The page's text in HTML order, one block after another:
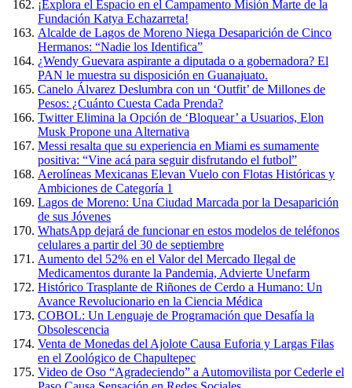
¡Explora el Espacio en el Campamento Misión Marte de la
Fundación Katya Echazarreta!
Alcalde de Lagos de Moreno Niega Desaparición de Cinco
Hermanos: “Nadie los Identifica”
¿Wendy Guevara aspirante a diputada o a gobernadora? El
PAN le muestra su disposición en Guanajuato.
Canelo Álvarez Deslumbra con un ‘Outfit’ de Millones de
Pesos: ¿Cuánto Cuesta Cada Prenda?
Twitter Elimina la Opción de ‘Bloquear’ a Usuarios, Elon
Musk Propone una Alternativa
Messi resalta que su experiencia en Miami es sumamente
positiva: “Vine acá para seguir disfrutando el futbol”
Aerolíneas Mexicanas Elevan Vuelo con Flotas Históricas y
Ambiciones de Categoría 1
Lagos de Moreno: Una Ciudad Marcada por la Desaparición
de sus Jóvenes
WhatsApp dejará de funcionar en estos modelos de teléfonos
celulares a partir del 30 de septiembre
Aumento del 52% en el Valor del Mercado Ilegal de
Medicamentos durante la Pandemia, Advierte Unefarm
Histórico Trasplante de Riñones de Cerdo a Humano: Un
Avance Revolucionario en la Ciencia Médica
COBOL: Un Lenguaje de Programación que Desafía la
Obsolescencia
Venta de Monedas del Ajolote Causa Euforia y Largas Filas
en el Zoológico de Chapultepec
Video de Oso “Agradeciendo” a Automovilista por Cederle el